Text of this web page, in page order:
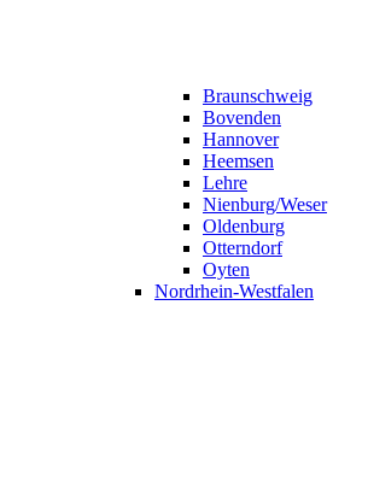
Braunschweig
Bovenden
Hannover
Heemsen
Lehre
Nienburg/Weser
Oldenburg
Otterndorf
Oyten
Nordrhein-Westfalen